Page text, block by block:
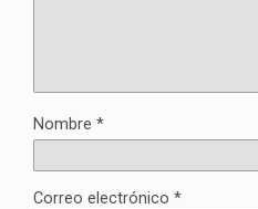
Nombre *
Correo electrónico *